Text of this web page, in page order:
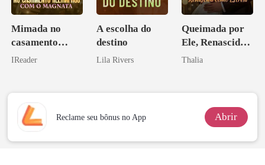
Mimada no
casamento
relâmpago com
IReader
A escolha do
destino
Lila Rivers
Queimada por
Ele, Renascida
como Estrela
Thalia
Reclame seu bônus no App Abrir